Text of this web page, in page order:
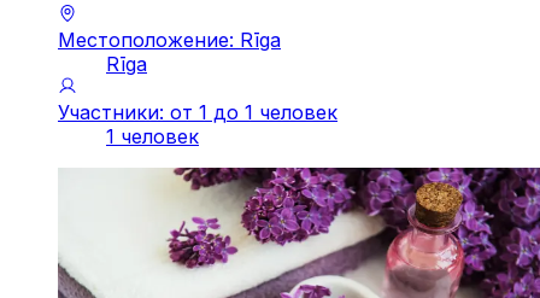
Местоположение: Rīga
Rīga
Участники: от 1 до 1 человек
1 человек